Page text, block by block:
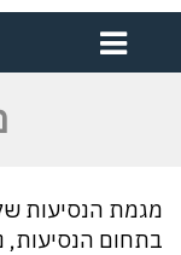
תפריט
מגמת הנסיעות
בתחום הנסיעות,